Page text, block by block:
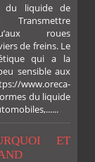
du liquide de
Transmettre
roues
de freins. Le
qui a la
sensible aux
du liquide
ET